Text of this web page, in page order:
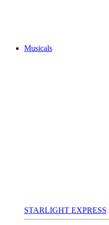
Musicals
STARLIGHT EXPRESS